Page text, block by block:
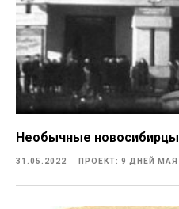
Необычные новосибирцы
31.05.2022 ПРОЕКТ: 9 ДНЕЙ МАЯ